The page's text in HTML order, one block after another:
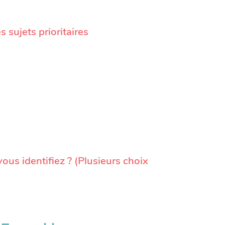
sujets prioritaires
identifiez ? (Plusieurs choix